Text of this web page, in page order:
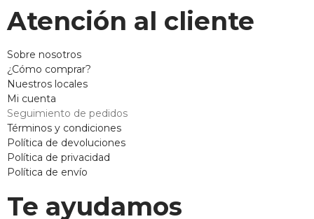
Atención al cliente
Sobre nosotros
¿Cómo comprar?
Nuestros locales
Mi cuenta
Seguimiento de pedidos
Términos y condiciones
Política de devoluciones
Política de privacidad
Política de envío
Te ayudamos